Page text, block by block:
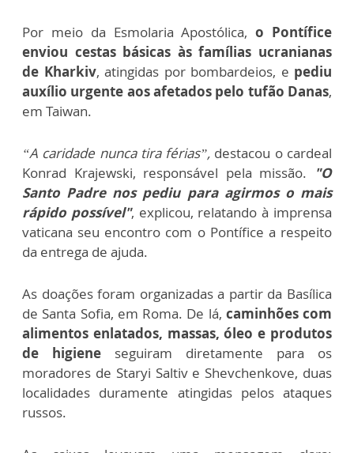
Por meio da Esmolaria Apostólica,o Pontífice
enviou cestas básicas às famílias ucranianas
de Kharkiv, atingidas por bombardeios, e pediu
auxílio urgente aos afetados pelo tufão Danas,
em Taiwan.
“A caridade nunca tira férias”, destacou o cardeal
Konrad Krajewski, responsável pela missão.
"O
Santo Padre nos pediu para agirmos o mais
rápido possível", explicou, relatando à imprensa
vaticana seu encontro com o Pontífice a respeito
da entrega de ajuda.
As doações foram organizadas a partir da Basílica
de Santa Sofia, em Roma. De lá, caminhões com
alimentos enlatados, massas, óleo e produtos
de higiene seguiram diretamente para os
moradores de Staryi Saltiv e Shevchenkove, duas
localidades duramente atingidas pelos ataques
russos.